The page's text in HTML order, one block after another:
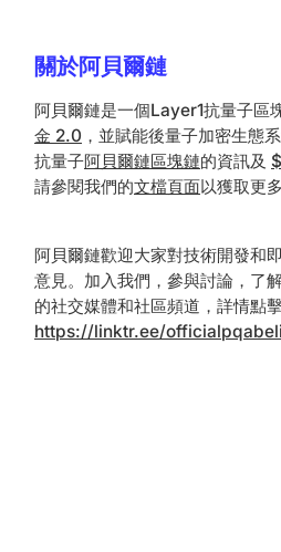
關於阿貝爾鏈
阿貝爾鏈是一個Layer1抗量子區
金 2.0 ，並賦能後量子加密生態
抗量子阿貝爾鏈區塊鏈的資訊及
請參閱我們的文檔頁面以獲取更多
阿貝爾鏈歡迎大家對技術開發和
意見。加入我們，參與討論，了
的社交媒體和社區頻道，詳情點
https://linktr.ee/